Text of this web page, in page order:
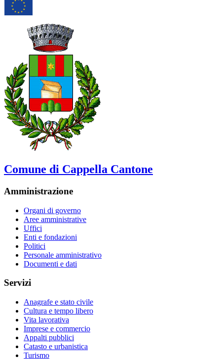
Comune di Cappella Cantone
Amministrazione
Organi di governo
Aree amministrative
Uffici
Enti e fondazioni
Politici
Personale amministrativo
Documenti e dati
Servizi
Anagrafe e stato civile
Cultura e tempo libero
Vita lavorativa
Imprese e commercio
Appalti pubblici
Catasto e urbanistica
Turismo